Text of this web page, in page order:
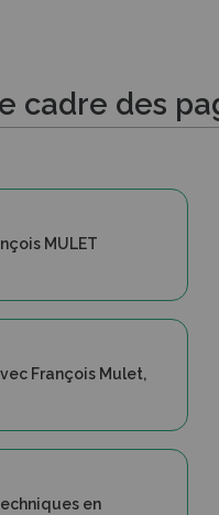
cadre des
MULET
François Mulet,
en